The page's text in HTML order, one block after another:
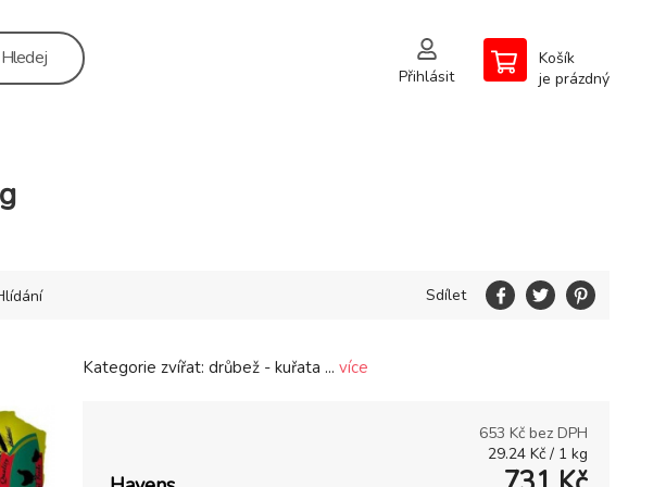
Hledej
Přihlásit
Košík
je prázdný
Kategorie zvířat: drůbež - kuřata ... více
653 Kč bez DPH
29.24 Kč / 1 kg
Sdílet